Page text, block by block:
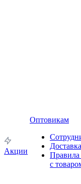
Акции
Оптовикам
Доставка
Правила
с